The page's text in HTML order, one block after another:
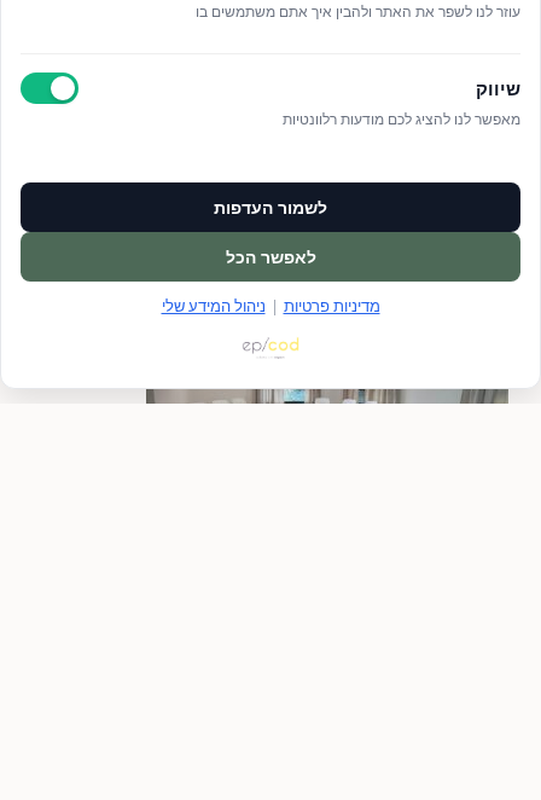
חדר הסדנאות שלנו:
עוזר לנו לשפר את האתר ולהבין איך אתם משתמשים בו
שיווק
מאפשר לנו להציג לכם מודעות רלוונטיות
לשמור העדפות
לאפשר הכל
מדיניות פרטיות | ניהול המידע שלי